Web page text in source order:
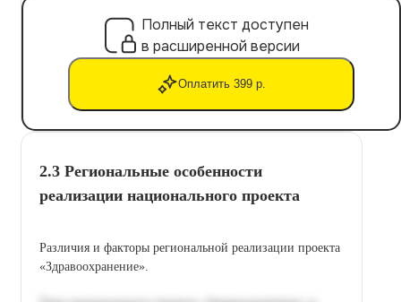
Полный текст доступен
в расширенной версии
Оплатить 399 р.
2.3 Региональные особенности
реализации национального проекта
Различия и факторы региональной реализации проекта
«Здравоохранение».